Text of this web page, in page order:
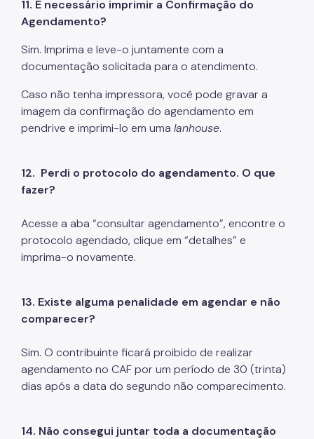
11. É necessário imprimir a Confirmação do
Agendamento?
Sim. Imprima e leve-o juntamente com a
documentação solicitada para o atendimento.
Caso não tenha impressora, você pode gravar a
imagem da confirmação do agendamento em
pendrive e imprimi-lo em uma lanhouse.
12. Perdi o protocolo do agendamento. O que
fazer?
Acesse a aba “consultar agendamento”, encontre o
protocolo agendado, clique em “detalhes” e
imprima-o novamente.
13. Existe alguma penalidade em agendar e não
comparecer?
Sim. O contribuinte ficará proibido de realizar
agendamento no CAF por um período de 30 (trinta)
dias após a data do segundo não comparecimento.
14. Não consegui juntar toda a documentação